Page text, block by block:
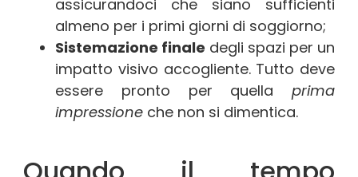
assicurandoci che siano sufficienti
almeno per i primi giorni di soggiorno;
Sistemazione finale degli spazi per un
impatto visivo accogliente. Tutto deve
essere pronto per quella prima
impressione che non si dimentica.